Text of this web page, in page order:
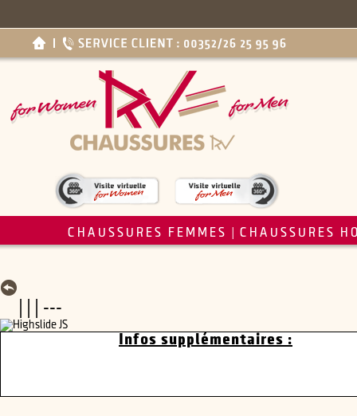
CHAUSSURES FEMMES CHAUSSURES
| | | ---
Infos supplémentaires :